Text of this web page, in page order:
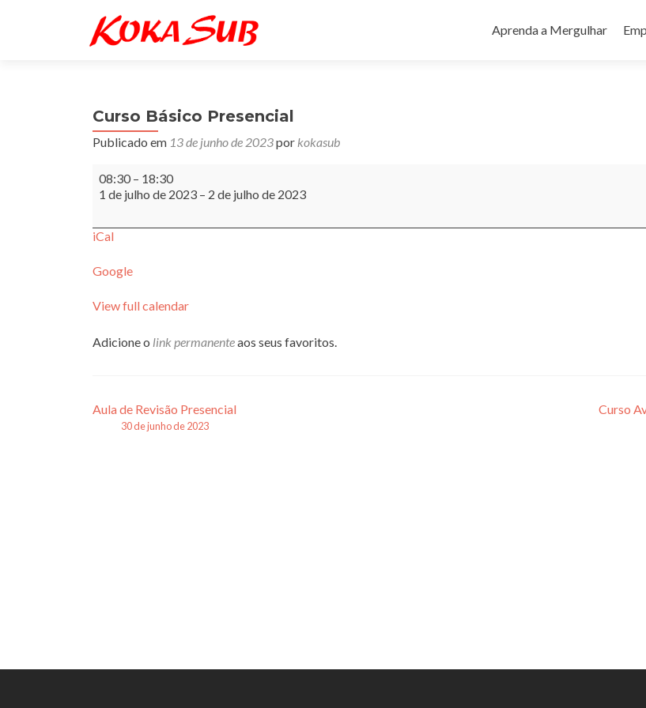
para
Aprenda a Mergulhar
Curso Básico Presencial
Publicado em 13 de junho de 2023por kokasub
Curso
Básico
Presencial
08:30 – 18:30
1 de julho de 2023 – 2 de julho de 2023
iCal
Google
View full calendar
Adicione o link permanenteaos seus favoritos.
Navegação
Aula de Revisão Presencial
30 de junho de 2023
Curso